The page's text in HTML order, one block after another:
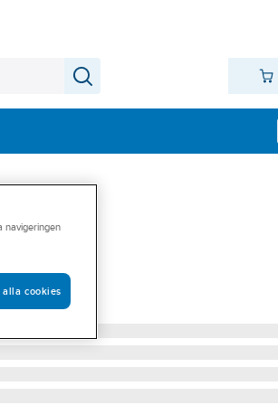
2 ST TP80
navigeringen
alla cookies